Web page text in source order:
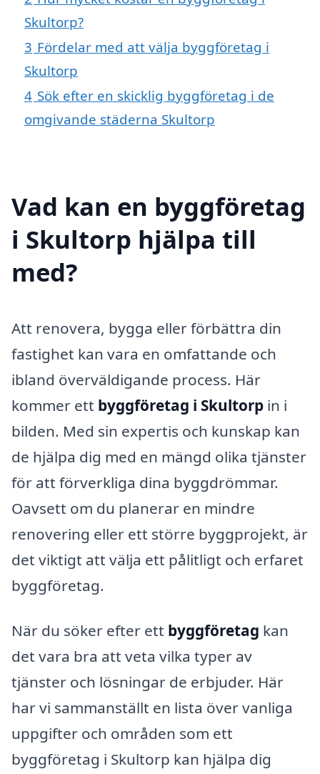
Skultorp?
3 Fördelar med att välja byggföretag i
Skultorp
4 Sök efter en skicklig byggföretag i de
omgivande städerna Skultorp
Vad kan en byggföretag
i Skultorp hjälpa till
med?
Att renovera, bygga eller förbättra din
fastighet kan vara en omfattande och
ibland överväldigande process. Här
kommer ett byggföretag i Skultorp in i
bilden. Med sin expertis och kunskap kan
de hjälpa dig med en mängd olika tjänster
för att förverkliga dina byggdrömmar.
Oavsett om du planerar en mindre
renovering eller ett större byggprojekt, är
det viktigt att välja ett pålitligt och erfaret
byggföretag.
När du söker efter ett byggföretag kan
det vara bra att veta vilka typer av
tjänster och lösningar de erbjuder. Här
har vi sammanställt en lista över vanliga
uppgifter och områden som ett
byggföretag i Skultorp kan hjälpa dig